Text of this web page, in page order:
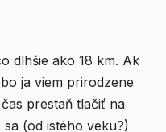
dlhšie ako 18 km. Ak
ja viem prirodzene
prestaň tlačiť na